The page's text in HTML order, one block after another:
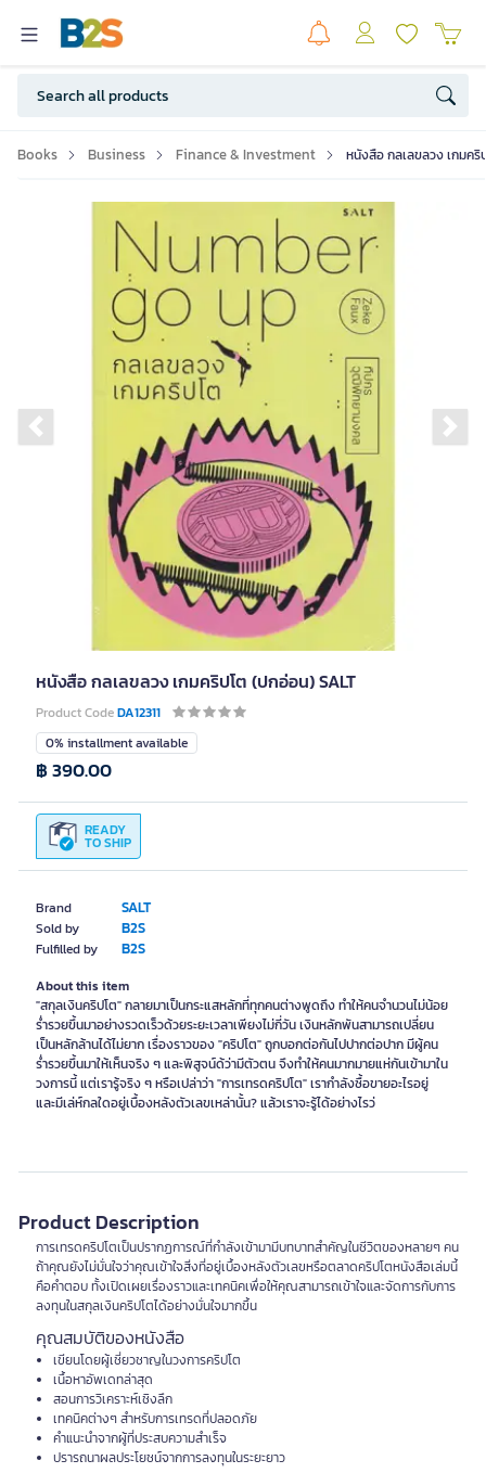
Books Business Finance & Investment หนังสือ กลเลขลวง เกมคริ
Previous slide
หนังสือ กลเลขลวง เกมคริปโต (ปกอ่อน) SALT
Product CodeDA12311
Brand SALT
Sold by B2S
Fulfilled by B2S
0% installment available
READY
TO SHIP
฿ 390.00
About this item
"สกุลเงินคริปโต" กลายมาเป็นกระแสหลักที่ทุกคนต่างพูดถึง ทำให้คนจำนวนไม่น้อย
ร่ำรวยขึ้นมาอย่างรวดเร็วด้วยระยะเวลาเพียงไม่กี่วัน เงินหลักพันสามารถเปลี่ยน
เป็นหลักล้านได้ไม่ยาก เรื่องราวของ "คริปโต" ถูกบอกต่อกันไปปากต่อปาก มีผู้คน
ร่ำรวยขึ้นมาให้เห็นจริง ๆ และพิสูจน์ด้ว่ามีตัวตน จึงทำให้คนมากมายแห่กันเข้ามาใน
วงการนี้ แต่เรารู้จริง ๆ หรือเปล่าว่า "การเทรดคริปโต" เรากำลังซื้อขายอะไรอยู่
และมีเล่ห์กลใดอยู่เบื้องหลังตัวเลขเหล่านั้น? แล้วเราจะรู้ได้อย่างไรว่
Product Description
การเทรดคริปโตเป็นปรากฏการณ์ที่กำลังเข้ามามีบทบาทสำคัญในชีวิตของหลายๆ คน
ถ้าคุณยังไม่มั่นใจว่าคุณเข้าใจสิ่งที่อยู่เบื้องหลังตัวเลขหรือตลาดคริปโตหนังสือเล่มนี้
คือคำตอบ ทั้งเปิดเผยเรื่องราวและเทคนิคเพื่อให้คุณสามารถเข้าใจและจัดการกับการ
ลงทุนในสกุลเงินคริปโตได้อย่างมั่นใจมากขึ้น
คุณสมบัติของหนังสือ
เขียนโดยผู้เชี่ยวชาญในวงการคริปโต
เนื้อหาอัพเดทล่าสุด
สอนการวิเคราะห์เชิงลึก
เทคนิคต่างๆ สำหรับการเทรดที่ปลอดภัย
คำแนะนำจากผู้ที่ประสบความสำเร็จ
ปรารถนาผลประโยชน์จากการลงทุนในระยะยาว